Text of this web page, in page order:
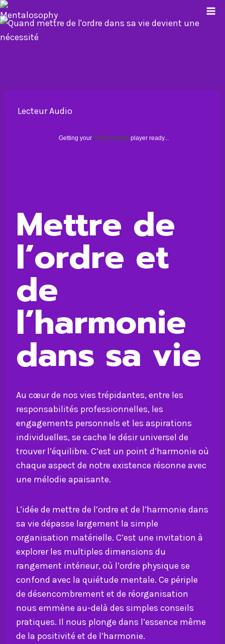
Aller
au
contenu
Lecteur Audio
Getting your Trinity Audio player ready...
Mettre de
l’ordre et
de
l’harmonie
dans sa vie
Au cœur de nos vies trépidantes, entre les
responsabilités professionnelles, les
engagements personnels et les aspirations
individuelles, se cache le désir universel de
trouver l’équilibre. C’est un point d’harmonie où
chaque aspect de notre existence résonne avec
une mélodie apaisante.
L’idée de mettre de l’ordre et de l’harmonie dans
sa vie dépasse largement la simple
organisation matérielle. C’est une invitation à
explorer les multiples dimensions du
rangement intérieur, où l’ordre physique se
confond avec la quiétude mentale. Ce périple
de désencombrement et de réorganisation
nous emmène au-delà des simples conseils
pratiques. Il nous plonge dans l’essence même
de la positivité et de l’harmonie.